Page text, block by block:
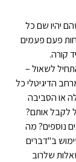
יהיו שם כל
פעם פעמים
קורה.
לשאול –
הדיגיטלי כל
או הסביבה
לקבל אותם?
נוספים? מה
ב"דברים
שלרוב